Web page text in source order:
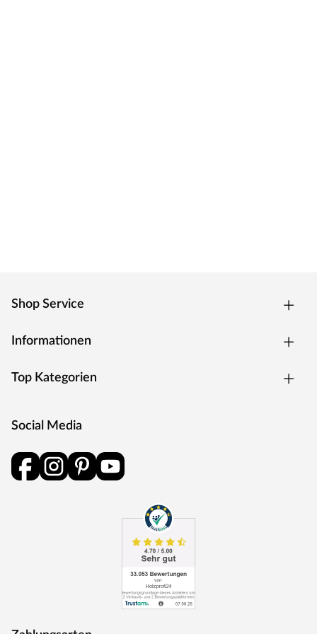
Shop Service
Informationen
Top Kategorien
Social Media